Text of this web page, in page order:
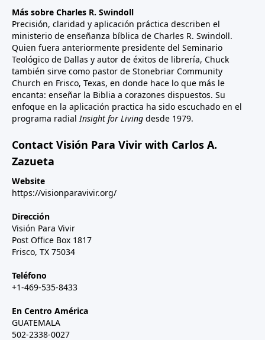
Más sobre Charles R. Swindoll
Precisión, claridad y aplicación práctica describen el
ministerio de enseñanza bíblica de Charles R. Swindoll.
Quien fuera anteriormente presidente del Seminario
Teológico de Dallas y autor de éxitos de librería, Chuck
también sirve como pastor de Stonebriar Community
Church en Frisco, Texas, en donde hace lo que más le
encanta: enseñar la Biblia a corazones dispuestos. Su
enfoque en la aplicación practica ha sido escuchado en el
programa radialInsight for Living desde 1979.
Contact Visión Para Vivir with Carlos A.
Zazueta
Website
https://visionparavivir.org/
Dirección
Visión Para Vivir
Post Office Box 1817
Frisco, TX 75034
Teléfono
+1-469-535-8433
En Centro América
GUATEMALA
502-2338-0027